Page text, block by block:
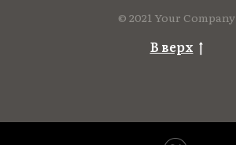
© 2021 Your Company
В верх